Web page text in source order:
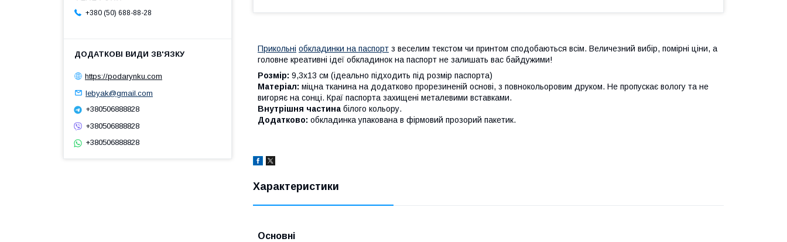
Прикольні обкладинки на паспорт з веселим текстом чи принтом сподобаються всім. Величезний вибір, помірні ціни, а
головне креативні ідеї обкладинок на паспорт не залишать вас байдужими!
Розмір: 9,3х13 см (ідеально підходить під розмір паспорта)
Матеріал: міцна тканина на додатково прорезиненій основі, з повнокольоровим друком. Не пропускає вологу та не
вигоряє на сонці. Краї паспорта захищені металевими вставками.
Внутрішня частина білого кольору.
Додатково: обкладинка упакована в фірмовий прозорий пакетик.
Характеристики
Основні
+380 (50) 688-88-28
https://podarynku.com
lebyak@gmail.com
+380506888828
+380506888828
+380506888828